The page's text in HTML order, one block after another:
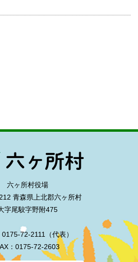
六ヶ所村役場
青森県上北郡六ヶ所村
字尾駮字野附475
72-2111（代表）
：0175-72-2603